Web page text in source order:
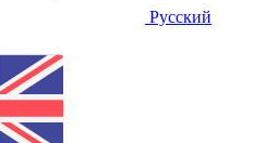
Русский